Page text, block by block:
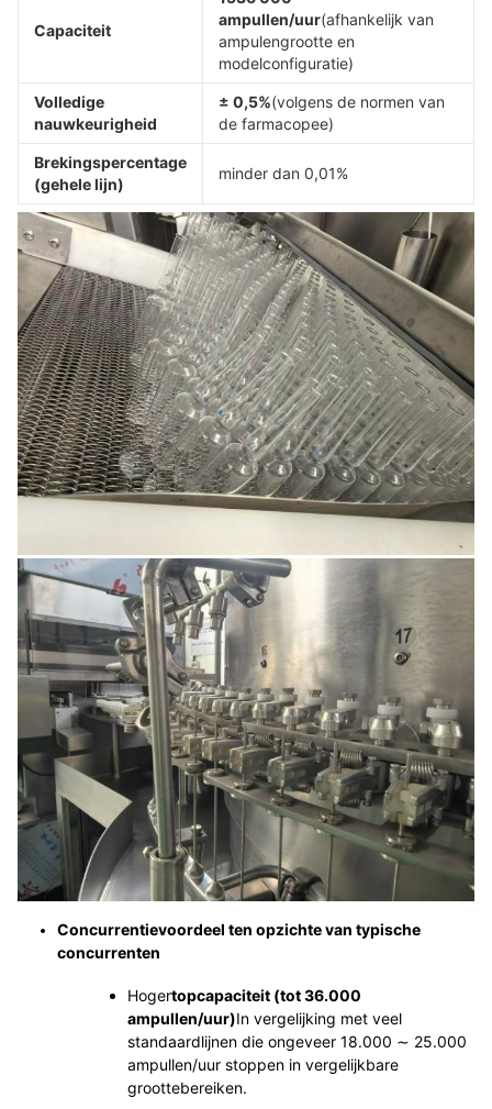
Capaciteit
ampullen/uur(afhankelijk van
ampulengrootte en
modelconfiguratie)
Volledige
nauwkeurigheid
± 0,5%(volgens de normen van
de farmacopee)
Brekingspercentage
(gehele lijn)
minder dan 0,01%
Concurrentievoordeel ten opzichte van typische
concurrenten
Hogertopcapaciteit (tot 36.000
ampullen/uur)In vergelijking met veel
standaardlijnen die ongeveer 18.000 ∼ 25.000
ampullen/uur stoppen in vergelijkbare
groottebereiken.